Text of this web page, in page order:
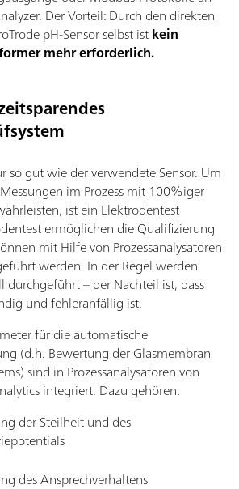
Der Vorteil: Durch den direkten
pH-Sensor selbst istkein
mehr erforderlich.
so gut wie der verwendete Sensor. Um
im Prozess mit 100%iger
ist ein Elektrodentest
ermöglichen die Qualifizierung
mit Hilfe von Prozessanalysatoren
werden. In der Regel werden
durchgeführt – der Nachteil ist, dass
und fehleranfällig ist.
für die automatische
(d.h. Bewertung der Glasmembran
sind in Prozessanalysatoren von
integriert. Dazu gehören:
der Steilheit und des
des Ansprechverhaltens